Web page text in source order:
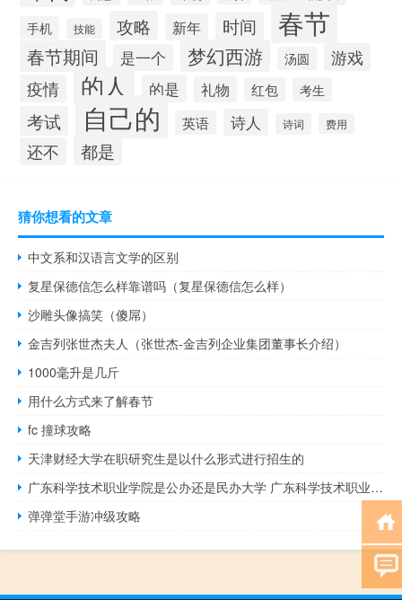
手机 技能 攻略 新年 时间 春节
春节期间 是一个 梦幻西游 汤圆
游戏
疫情
的人 的是 礼物 红包 考生
考试 自己的 英语 诗人 诗词 费用
还不 都是
猜你想看的文章
中文系和汉语言文学的区别
复星保德信怎么样靠谱吗（复星保德信怎么样）
沙雕头像搞笑（傻屌）
金吉列张世杰夫人（张世杰-金吉列企业集团董事长介绍）
1000毫升是几斤
用什么方式来了解春节
fc 撞球攻略
天津财经大学在职研究生是以什么形式进行招生的
广东科学技术职业学院是公办还是民办大学 广东科学技术职业学院怎么样
弹弹堂手游冲级攻略